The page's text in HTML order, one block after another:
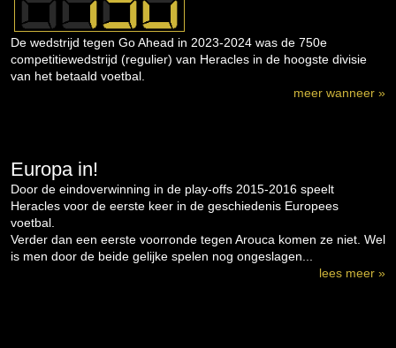
De wedstrijd tegen Go Ahead in 2023-2024 was de 750e
competitiewedstrijd (regulier) van Heracles in de hoogste divisie
van het betaald voetbal.
meer wanneer »
Europa in!
Door de eindoverwinning in de play-offs 2015-2016 speelt
Heracles voor de eerste keer in de geschiedenis Europees
voetbal.
Verder dan een eerste voorronde tegen Arouca komen ze niet. Wel
is men door de beide gelijke spelen nog ongeslagen...
lees meer »